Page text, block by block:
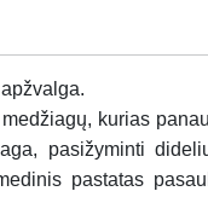
ku­rias
pasižyminti
pastatas